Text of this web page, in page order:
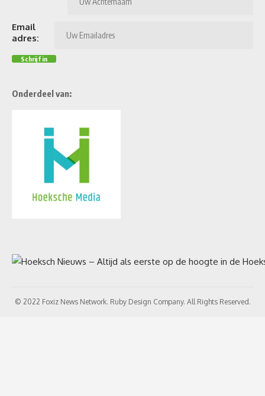
Email
adres:
Onderdeel van:
© 2022 Foxiz News Network. Ruby Design Company. All Rights Reserved.